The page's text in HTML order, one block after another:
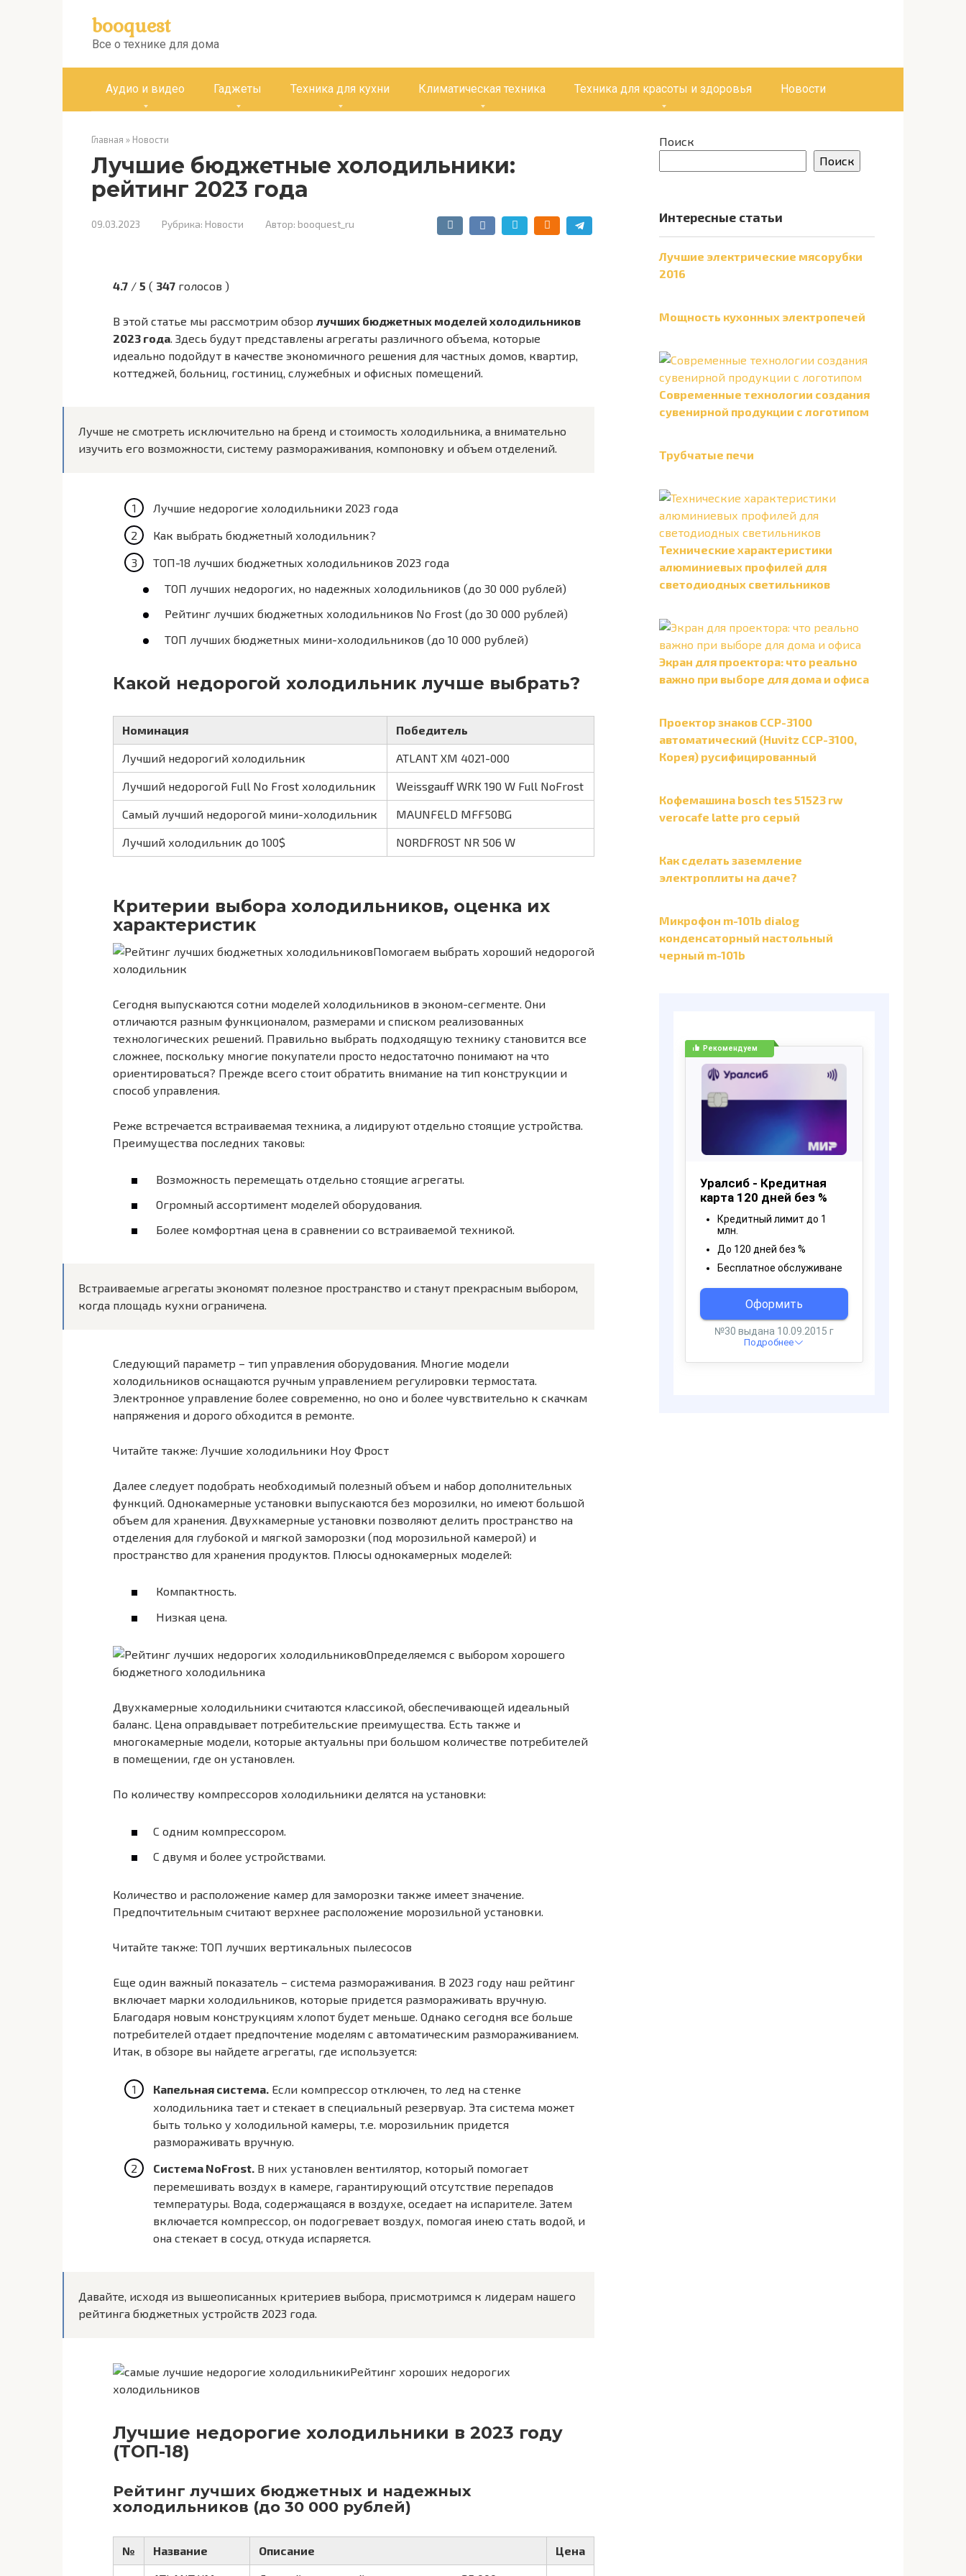
booquest
Все о технике для дома
Аудио и видео Гаджеты Техника для кухни Климатическая техника Техника для красоты и здоровья Новости
Главная » Новости
Лучшие бюджетные холодильники:
рейтинг 2023 года
09.03.2023 Рубрика: Новости Автор: booquest_ru
4.7 / 5 ( 347 голосов )
В этой статье мы рассмотрим обзор лучших бюджетных моделей холодильников
2023 года . Здесь будут представлены агрегаты различного объема, которые
идеально подойдут в качестве экономичного решения для частных домов, квартир,
коттеджей, больниц, гостиниц, служебных и офисных помещений.
Лучше не смотреть исключительно на бренд и стоимость холодильника, а внимательно
изучить его возможности, систему размораживания, компоновку и объем отделений.
Лучшие недорогие холодильники 2023 года
Как выбрать бюджетный холодильник?
ТОП-18 лучших бюджетных холодильников 2023 года
ТОП лучших недорогих, но надежных холодильников (до 30 000 рублей)
Рейтинг лучших бюджетных холодильников No Frost (до 30 000 рублей)
ТОП лучших бюджетных мини-холодильников (до 10 000 рублей)
Какой недорогой холодильник лучше выбрать?
Номинация Победитель
Лучший недорогий холодильник ATLANT ХМ 4021-000
Лучший недорогой Full No Frost холодильник Weissgauff WRK 190 W Full NoFrost
Самый лучший недорогой мини-холодильник MAUNFELD MFF50BG
Лучший холодильник до 100$ NORDFROST NR 506 W
Критерии выбора холодильников, оценка их
характеристик
Помогаем выбрать хороший недорогой
холодильник
Сегодня выпускаются сотни моделей холодильников в эконом-сегменте. Они
отличаются разным функционалом, размерами и списком реализованных
технологических решений. Правильно выбрать подходящую технику становится все
сложнее, поскольку многие покупатели просто недостаточно понимают на что
ориентироваться? Прежде всего стоит обратить внимание на тип конструкции и
способ управления.
Реже встречается встраиваемая техника, а лидируют отдельно стоящие устройства.
Преимущества последних таковы:
Возможность перемещать отдельно стоящие агрегаты.
Огромный ассортимент моделей оборудования.
Более комфортная цена в сравнении со встраиваемой техникой.
Встраиваемые агрегаты экономят полезное пространство и станут прекрасным выбором,
когда площадь кухни ограничена.
Следующий параметр – тип управления оборудования. Многие модели
холодильников оснащаются ручным управлением регулировки термостата.
Электронное управление более современно, но оно и более чувствительно к скачкам
напряжения и дорого обходится в ремонте.
Читайте также: Лучшие холодильники Ноу Фрост
Далее следует подобрать необходимый полезный объем и набор дополнительных
функций. Однокамерные установки выпускаются без морозилки, но имеют большой
объем для хранения. Двухкамерные установки позволяют делить пространство на
отделения для глубокой и мягкой заморозки (под морозильной камерой) и
пространство для хранения продуктов. Плюсы однокамерных моделей:
Компактность.
Низкая цена.
Определяемся с выбором хорошего
бюджетного холодильника
Двухкамерные холодильники считаются классикой, обеспечивающей идеальный
баланс. Цена оправдывает потребительские преимущества. Есть также и
многокамерные модели, которые актуальны при большом количестве потребителей
в помещении, где он установлен.
По количеству компрессоров холодильники делятся на установки:
С одним компрессором.
С двумя и более устройствами.
Количество и расположение камер для заморозки также имеет значение.
Предпочтительным считают верхнее расположение морозильной установки.
Читайте также: ТОП лучших вертикальных пылесосов
Еще один важный показатель – система размораживания. В 2023 году наш рейтинг
включает марки холодильников, которые придется размораживать вручную.
Благодаря новым конструкциям хлопот будет меньше. Однако сегодня все больше
потребителей отдает предпочтение моделям с автоматическим размораживанием.
Итак, в обзоре вы найдете агрегаты, где используется:
Капельная система. Если компрессор отключен, то лед на стенке
холодильника тает и стекает в специальный резервуар. Эта система может
быть только у холодильной камеры, т.е. морозильник придется
размораживать вручную.
Система NoFrost. В них установлен вентилятор, который помогает
перемешивать воздух в камере, гарантирующий отсутствие перепадов
температуры. Вода, содержащаяся в воздухе, оседает на испарителе. Затем
включается компрессор, он подогревает воздух, помогая инею стать водой, и
она стекает в сосуд, откуда испаряется.
Давайте, исходя из вышеописанных критериев выбора, присмотримся к лидерам нашего
рейтинга бюджетных устройств 2023 года.
Рейтинг хороших недорогих
холодильников
Лучшие недорогие холодильники в 2023 году
(ТОП-18)
Рейтинг лучших бюджетных и надежных
холодильников (до 30 000 рублей)
№ Название Описание Цена
Поиск
Поиск
Интересные статьи
Лучшие электрические мясорубки
2016
Мощность кухонных электропечей
Современные технологии создания
сувенирной продукции с логотипом
Трубчатые печи
Технические характеристики
алюминиевых профилей для
светодиодных светильников
Экран для проектора: что реально
важно при выборе для дома и офиса
Проектор знаков ССР-3100
автоматический (Huvitz CCP-3100,
Корея) русифицированный
Кофемашина bosch tes 51523 rw
verocafe latte pro серый
Как сделать заземление
электроплиты на даче?
Микрофон m-101b dialog
конденсаторный настольный
черный m-101b